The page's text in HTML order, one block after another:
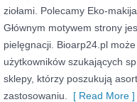
ziołami. Polecamy Eko-
Głównym motywem strony
pielęgnacji. Bioarp24.pl
użytkowników szukających
sklepy, którzy poszukują
zastosowaniu.
[ Read More ]